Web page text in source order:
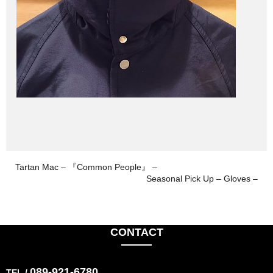
Tartan Mac – 『Common People』 –
Seasonal Pick Up – Gloves –
CONTACT